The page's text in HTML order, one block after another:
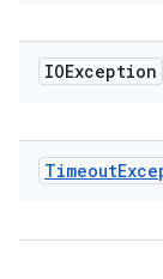
IOException
Timeout